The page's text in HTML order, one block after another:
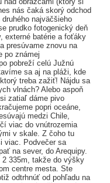
nás čaká skorý odchod
najväčšieho
prudko fotogenický deň
externé batérie a foťáky
presúvame znovu na
po známej
pobreží celú Južnú
sa aj na pláži, kde
treba zažiť! Nájdu sa
vlnách? Alebo aspoň
zatiaľ dáme pivo
popri oceáne,
medzi Chile,
viac do vnútrozemia
v skale. Z čoho tu
viac. Podvečer sa
na sever, do Arequipy.
335m, takže do výšky
centre mesta. Ste
odtrhnúť od pohľadu na